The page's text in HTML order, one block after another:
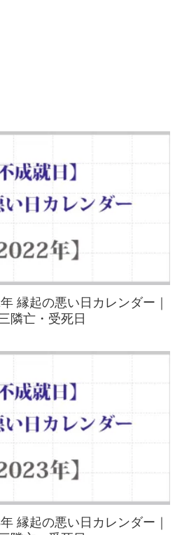
縁起の悪い日カレンダー｜
隣亡・受死日
縁起の悪い日カレンダー｜